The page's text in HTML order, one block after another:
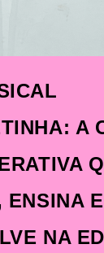
A
ENSINA E
NA